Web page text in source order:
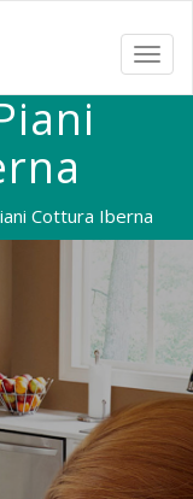
Cottura Iberna